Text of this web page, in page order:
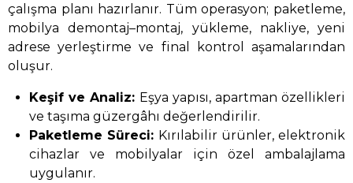
çalışma planı hazırlanır. Tüm operasyon; paketleme,
mobilya demontaj–montaj, yükleme, nakliye, yeni
adrese yerleştirme ve final kontrol aşamalarından
oluşur.
Keşif ve Analiz: Eşya yapısı, apartman özellikleri
ve taşıma güzergâhı değerlendirilir.
Paketleme Süreci: Kırılabilir ürünler, elektronik
cihazlar ve mobilyalar için özel ambalajlama
uygulanır.